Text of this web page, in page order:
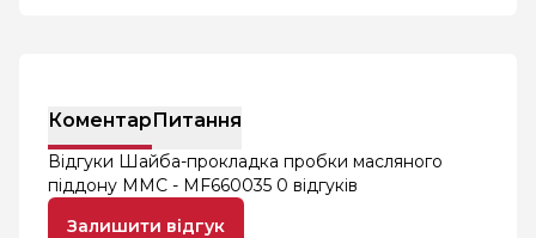
КоментарПитання
Відгуки Шайба-прокладка пробки масляного
піддону MMC - MF660035 0 відгуків
Залишити відгук